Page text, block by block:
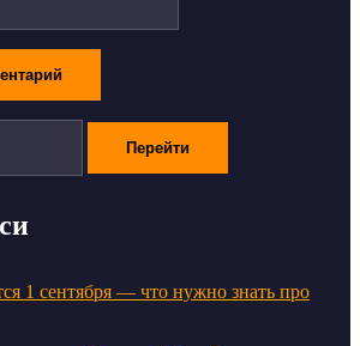
1 сентября — что нужно знать про